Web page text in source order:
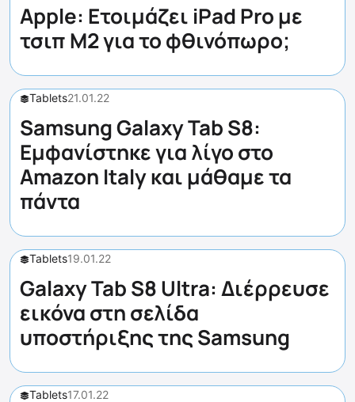
Apple: Ετοιμάζει iPad Pro με
τσιπ M2 για το φθινόπωρο;
Tablets21.01.22
Samsung Galaxy Tab S8:
Εμφανίστηκε για λίγο στο
Amazon Italy και μάθαμε τα
πάντα
Tablets19.01.22
Galaxy Tab S8 Ultra: Διέρρευσε
εικόνα στη σελίδα
υποστήριξης της Samsung
Tablets17.01.22